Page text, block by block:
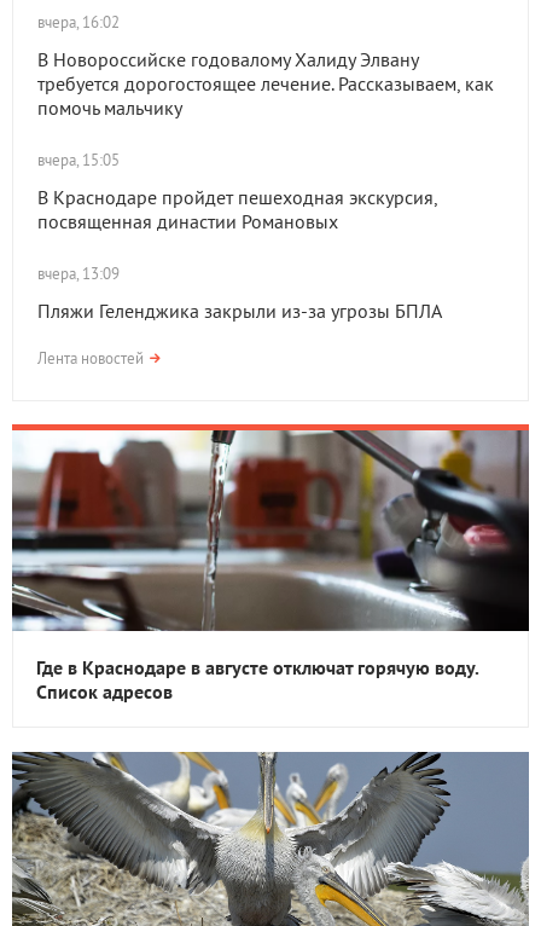
вчера, 16:02
В Новороссийске годовалому Халиду Элвану
требуется дорогостоящее лечение. Рассказываем, как
помочь мальчику
вчера, 15:05
В Краснодаре пройдет пешеходная экскурсия,
посвященная династии Романовых
вчера, 13:09
Пляжи Геленджика закрыли из-за угрозы БПЛА
Лента новостей
Где в Краснодаре в августе отключат горячую воду.
Список адресов